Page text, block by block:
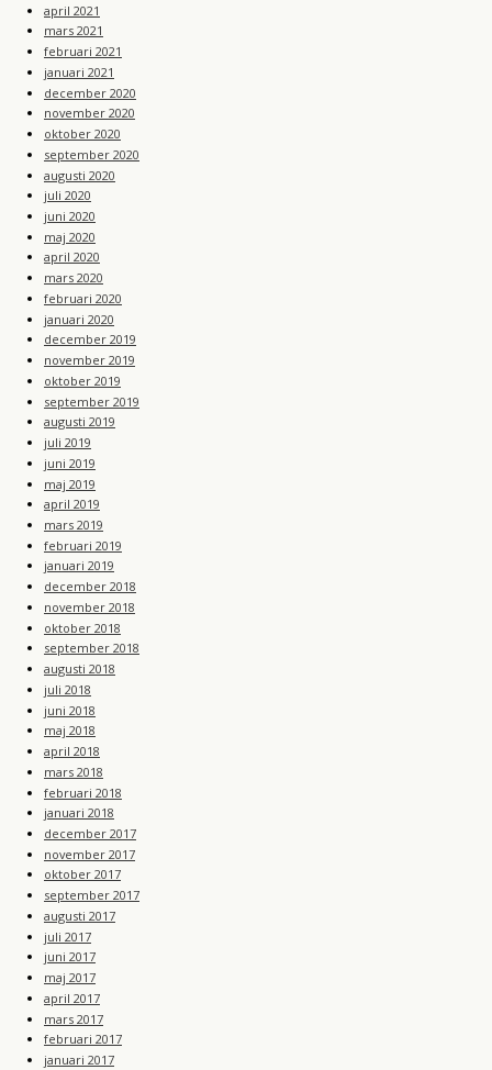
april 2021
mars 2021
februari 2021
januari 2021
december 2020
november 2020
oktober 2020
september 2020
augusti 2020
juli 2020
juni 2020
maj 2020
april 2020
mars 2020
februari 2020
januari 2020
december 2019
november 2019
oktober 2019
september 2019
augusti 2019
juli 2019
juni 2019
maj 2019
april 2019
mars 2019
februari 2019
januari 2019
december 2018
november 2018
oktober 2018
september 2018
augusti 2018
juli 2018
juni 2018
maj 2018
april 2018
mars 2018
februari 2018
januari 2018
december 2017
november 2017
oktober 2017
september 2017
augusti 2017
juli 2017
juni 2017
maj 2017
april 2017
mars 2017
februari 2017
januari 2017